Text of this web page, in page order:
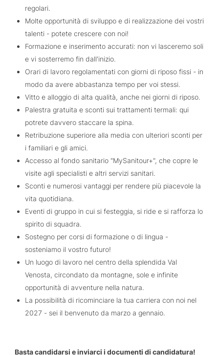
regolari.
Molte opportunità di sviluppo e di realizzazione dei vostri
talenti - potete crescere con noi!
Formazione e inserimento accurati: non vi lasceremo soli
e vi sosterremo fin dall'inizio.
Orari di lavoro regolamentati con giorni di riposo fissi - in
modo da avere abbastanza tempo per voi stessi.
Vitto e alloggio di alta qualità, anche nei giorni di riposo.
Palestra gratuita e sconti sui trattamenti termali: qui
potrete davvero staccare la spina.
Retribuzione superiore alla media con ulteriori sconti per
i familiari e gli amici.
Accesso al fondo sanitario "MySanitour+", che copre le
visite agli specialisti e altri servizi sanitari.
Sconti e numerosi vantaggi per rendere più piacevole la
vita quotidiana.
Eventi di gruppo in cui si festeggia, si ride e si rafforza lo
spirito di squadra.
Sostegno per corsi di formazione o di lingua -
sosteniamo il vostro futuro!
Un luogo di lavoro nel centro della splendida Val
Venosta, circondato da montagne, sole e infinite
opportunità di avventure nella natura.
La possibilità di ricominciare la tua carriera con noi nel
2027 - sei il benvenuto da marzo a gennaio.
Basta candidarsi e inviarci i documenti di candidatura!